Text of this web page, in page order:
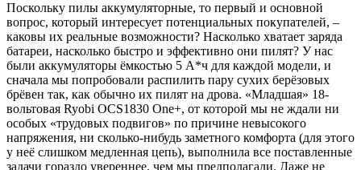
Поскольку пилы аккумуляторные, то первый и основной
вопрос, который интересует потенциальных покупателей, –
каковы их реальные возможности? Насколько хватает заряда
батареи, насколько быстро и эффективно они пилят? У нас
были аккумуляторы ёмкостью 5 А*ч для каждой модели, и
сначала мы попробовали распилить пару сухих берёзовых
брёвен так, как обычно их пилят на дрова. «Младшая» 18-
вольтовая Ryobi OCS1830 One+, от которой мы не ждали ни
особых «трудовых подвигов» по причине невысокого
напряжения, ни сколько-нибудь заметного комфорта (для этого
у неё слишком медленная цепь), выполнила все поставленные
задачи гораздо увереннее, чем мы предполагали. Даже не